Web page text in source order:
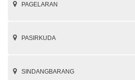
PAGELARAN
PASIRKUDA
SINDANGBARANG